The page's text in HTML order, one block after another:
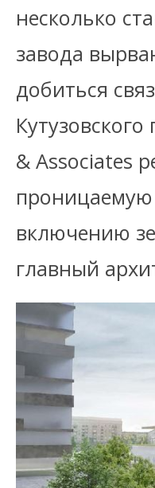
несколько
завода
добиться
& Associates
проницаемую
включению
главный